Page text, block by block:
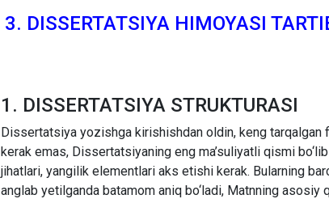
3. DISSERTATSIYA HIMOYASI
1. DISSERTATSIYA STRUKTURASI
Dissertatsiya yozishga kirishishdan oldin, keng tarqalgan
kerak emas, Dissertatsiyaning eng ma’suliyatli qismi
jihatlari, yangilik elementlari aks etishi kerak. Bularning
anglab yetilganda batamom aniq bo‘ladi, Matnning